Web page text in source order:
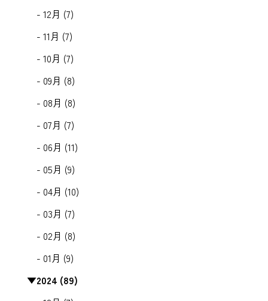
- 12月 (7)
- 11月 (7)
- 10月 (7)
- 09月 (8)
- 08月 (8)
- 07月 (7)
- 06月 (11)
- 05月 (9)
- 04月 (10)
- 03月 (7)
- 02月 (8)
- 01月 (9)
▼2024 (89)